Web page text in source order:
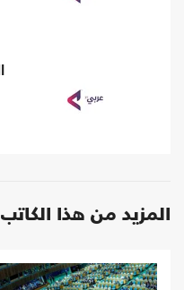
المزيد من هذا الكاتب